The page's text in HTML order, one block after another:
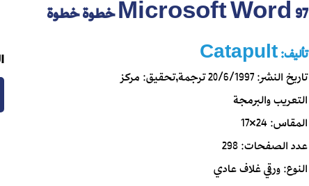
Microsoft Word 97 خطوة خطوة
تأليف:Catapult
تاريخ النشر:20/6/1997ترجمة,تحقيق:مركز
التعريب والبرمجة
المقاس:24×17
عدد الصفحات:298
النوع:ورقي غلاف عادي